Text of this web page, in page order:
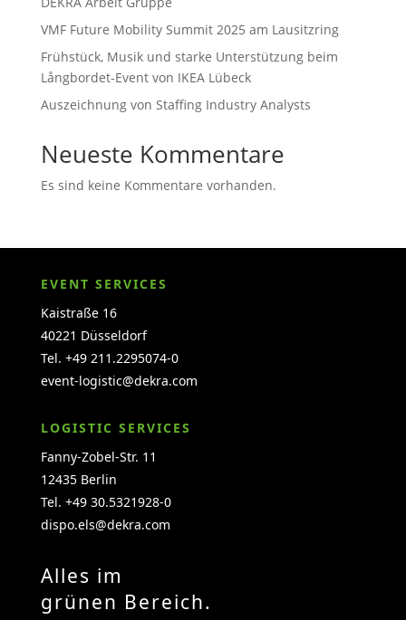
VMF Future Mobility Summit 2025 am Lausitzring
Frühstück, Musik und starke Unter­stützung beim
Långbordet-Event von IKEA Lübeck
Auszeichnung von Staffing Industry Analysts
Neueste Kommentare
Es sind keine Kommentare vorhanden.
EVENT SERVICES
Kaistraße 16
40221 Düsseldorf
Tel. +49 211.2295074-0
event-logistic@dekra.com
LOGISTIC SERVICES
Fanny-Zobel-Str. 11
12435 Berlin
Tel. +49 30.5321928-0
dispo.els@dekra.com
Alles im
grünen Bereich.